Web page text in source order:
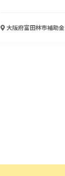
大阪府富田林市補助金